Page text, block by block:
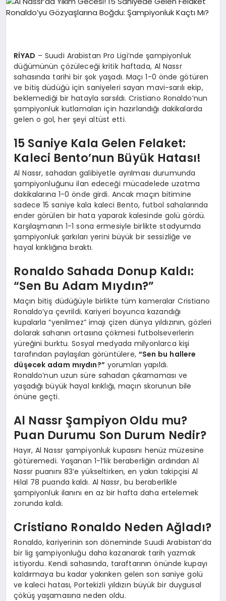
RİYAD – Suudi Arabistan Pro Ligi’nde şampiyonluk
düğümünün çözüleceği kritik haftada, Al Nassr
sahasında tarihi bir şok yaşadı. Maçı 1-0 önde götüren
ve bitiş düdüğü için saniyeleri sayan mavi-sarılı ekip,
beklemediği bir hatayla sarsıldı. Cristiano Ronaldo’nun
şampiyonluk kutlamaları için hazırlandığı dakikalarda
gelen o gol, her şeyi altüst etti.
15 Saniye Kala Gelen Felaket:
Kaleci Bento’nun Büyük Hatası!
Al Nassr, sahadan galibiyetle ayrılması durumunda
şampiyonluğunu ilan edeceği mücadelede uzatma
dakikalarına 1-0 önde girdi. Ancak maçın bitimine
sadece 15 saniye kala kaleci Bento, futbol sahalarında
ender görülen bir hata yaparak kalesinde golü gördü.
Karşılaşmanın 1-1 sona ermesiyle birlikte stadyumda
şampiyonluk şarkıları yerini büyük bir sessizliğe ve
hayal kırıklığına bıraktı.
Ronaldo Sahada Donup Kaldı:
“Sen Bu Adam Mıydın?”
Maçın bitiş düdüğüyle birlikte tüm kameralar Cristiano
Ronaldo’ya çevrildi. Kariyeri boyunca kazandığı
kupalarla “yenilmez” imajı çizen dünya yıldızının, gözleri
dolarak sahanın ortasına çökmesi futbolseverlerin
yüreğini burktu. Sosyal medyada milyonlarca kişi
tarafından paylaşılan görüntülere, “Sen bu hallere
düşecek adam mıydın?” yorumları yapıldı.
Ronaldo’nun uzun süre sahadan çıkamaması ve
yaşadığı büyük hayal kırıklığı, maçın skorunun bile
önüne geçti.
Al Nassr Şampiyon Oldu mu?
Puan Durumu Son Durum Nedir?
Hayır, Al Nassr şampiyonluk kupasını henüz müzesine
götüremedi. Yaşanan 1-1’lik beraberliğin ardından Al
Nassr puanını 83’e yükseltirken, en yakın takipçisi Al
Hilal 78 puanda kaldı. Al Nassr, bu beraberlikle
şampiyonluk ilanını en az bir hafta daha ertelemek
zorunda kaldı.
Cristiano Ronaldo Neden Ağladı?
Ronaldo, kariyerinin son döneminde Suudi Arabistan’da
bir lig şampiyonluğu daha kazanarak tarih yazmak
istiyordu. Kendi sahasında, taraftarının önünde kupayı
kaldırmaya bu kadar yakınken gelen son saniye golü
ve kaleci hatası, Portekizli yıldızın büyük bir duygusal
çöküş yaşamasına neden oldu.